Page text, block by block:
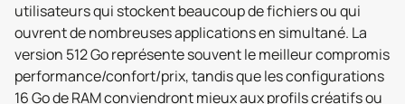
utilisateurs qui stockent beaucoup de fichiers ou qui
ouvrent de nombreuses applications en simultané. La
version 512 Go représente souvent le meilleur compromis
performance/confort/prix, tandis que les configurations
16 Go de RAM conviendront mieux aux profils créatifs ou